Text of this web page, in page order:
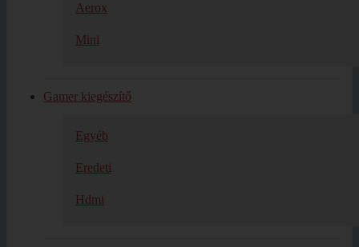
Aerox
Mini
Gamer kiegészítő
Egyéb
Eredeti
Hdmi